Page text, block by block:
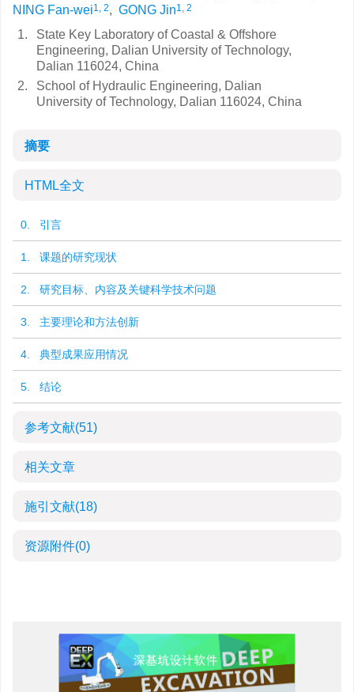
NING Fan-wei1, 2, GONG Jin1, 2
1.
State Key Laboratory of Coastal & Offshore
Engineering, Dalian University of Technology,
Dalian 116024, China
2.
School of Hydraulic Engineering, Dalian
University of Technology, Dalian 116024, China
摘要
HTML全文
0. 引言
1. 课题的研究现状
2. 研究目标、内容及关键科学技术问题
3. 主要理论和方法创新
4. 典型成果应用情况
5. 结论
参考文献(51)
相关文章
施引文献(18)
资源附件(0)